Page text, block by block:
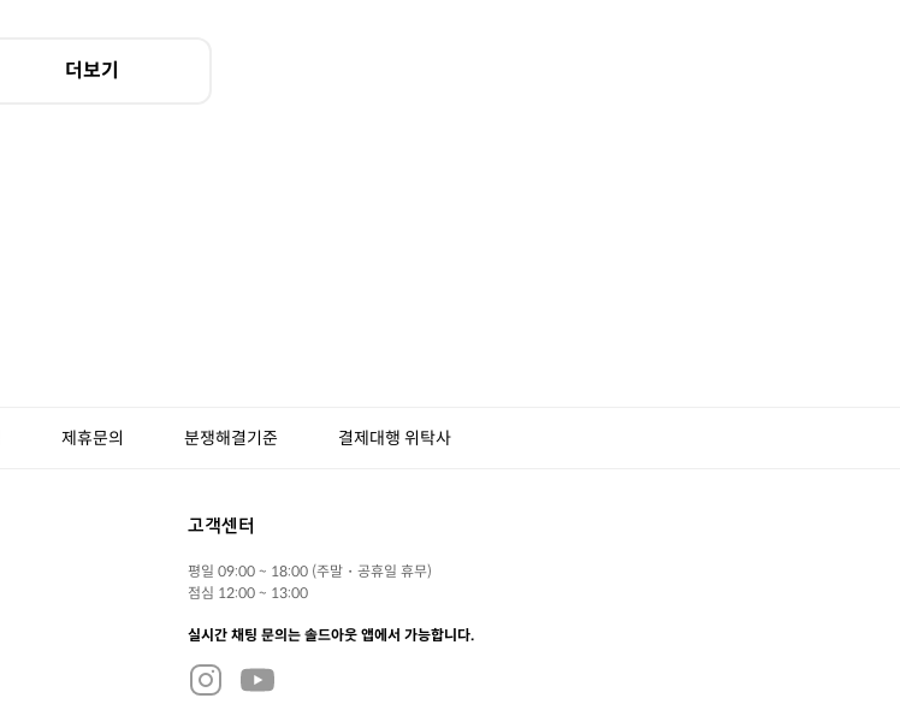
더보기
제휴문의 분쟁해결기준 결제대행 위탁사
고객센터
평일 09:00 ~ 18:00 (주말・공휴일 휴무)
점심 12:00 ~ 13:00
실시간 채팅 문의는 솔드아웃 앱에서 가능합니다.